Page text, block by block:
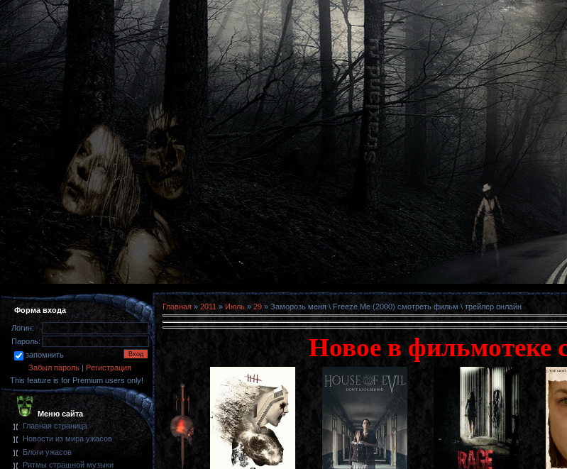
Форма входа
Логин:
Пароль:
запомнить
Забыл пароль | Регистрация
This feature is for Premium users only!
Меню сайта
Главная страница
Новости из мира ужасов
Блоги ужасов
Ритмы страшной музыки
Главная » 2011 » Июль » 29 » Заморозь меня \ Freeze Me (2000) смотреть фильм \ трейлер онлайн
Новое в фильмотеке